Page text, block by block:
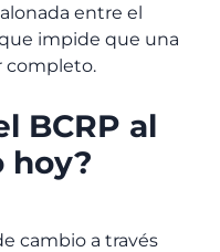
entre el
impide que una
completo.
BCRP al
hoy?
cambio a través